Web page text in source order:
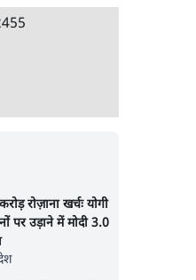
रोज़ाना खर्चः योगी
पर उड़ाने में मोदी 3.0